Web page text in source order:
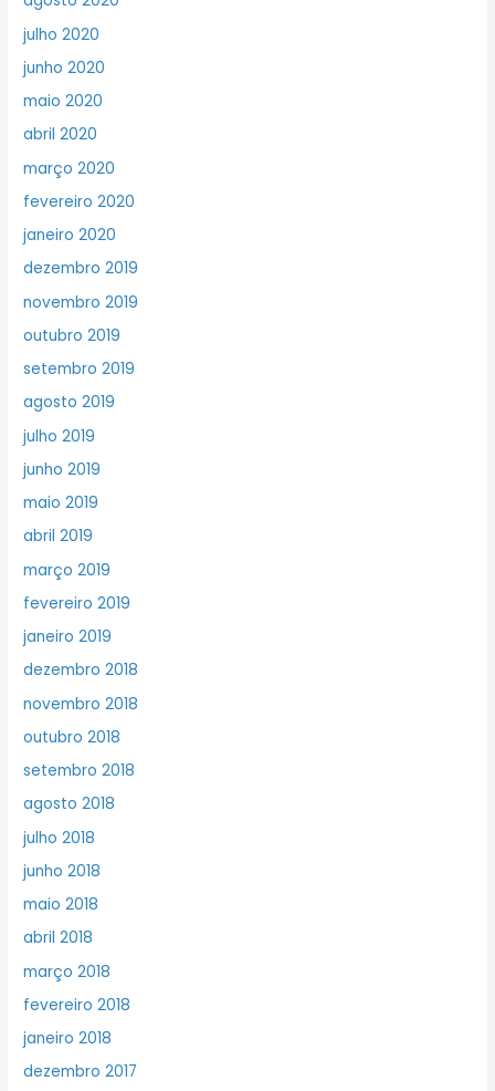
julho 2020
junho 2020
maio 2020
abril 2020
março 2020
fevereiro 2020
janeiro 2020
dezembro 2019
novembro 2019
outubro 2019
setembro 2019
agosto 2019
julho 2019
junho 2019
maio 2019
abril 2019
março 2019
fevereiro 2019
janeiro 2019
dezembro 2018
novembro 2018
outubro 2018
setembro 2018
agosto 2018
julho 2018
junho 2018
maio 2018
abril 2018
março 2018
fevereiro 2018
janeiro 2018
dezembro 2017